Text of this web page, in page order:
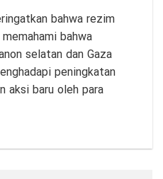
bahwa rezim
bahwa
selatan dan Gaza
peningkatan
aksi baru oleh para